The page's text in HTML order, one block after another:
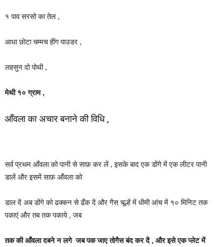
१ पाव सरसो का तेल ,
आधा छोटा चम्मच हींग पाउडर ,
लहसुन दो पोथी ,
मेथी १० ग्राम ,
आँवला का अचार बनाने की विधि ,
सर्व प्रथम आँवला को पानी से साफ़ कर लें , इसके बाद एक डोंगे में एक लीटर पानी
डालें और इसमें साफ़ आँवला को
डाल दें अब डोंगे को ढक्कन से ढँक दें और गैस चूल्हें में धीमी आंच में १० मिनिट तक
पकाएं और तब तक पकाये , जब
तक की आँवला दबने न लगे जब पक जाए तोगैस बंद कर दें , और इसे एक प्लेट में